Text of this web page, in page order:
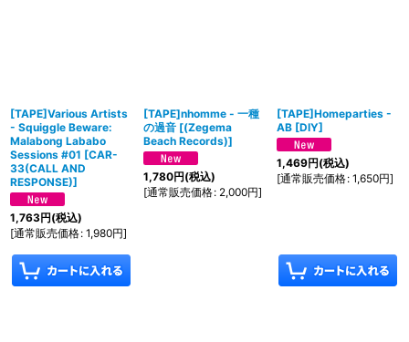
[TAPE]Various Artists
- Squiggle Beware:
Malabong Lababo
Sessions #01 [CAR-
33(CALL AND
RESPONSE)]
1,763円(税込)
[通常販売価格: 1,980円]
[TAPE]nhomme - 一​種​
の​過​音 [(Zegema
Beach Records)]
1,780円(税込)
[通常販売価格: 2,000円]
[TAPE]Homeparties -
AB [DIY]
1,469円(税込)
[通常販売価格: 1,650円]